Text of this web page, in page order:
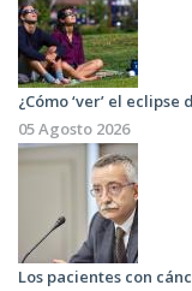
¿Cómo ‘ver’ el eclipse
05 Agosto 2026
Los pacientes con